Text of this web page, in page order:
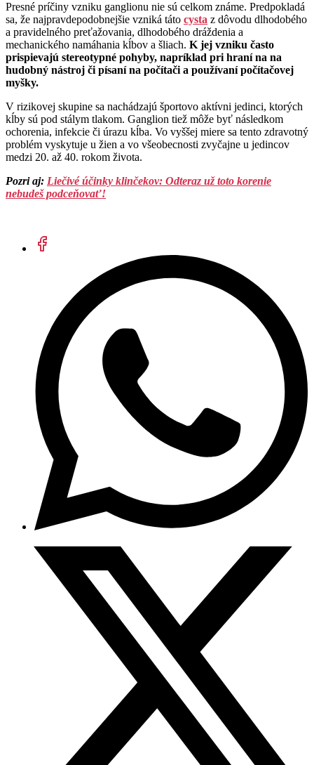
Presné príčiny vzniku ganglionu nie sú celkom známe. Predpokladá
sa, že najpravdepodobnejšie vzniká táto cysta z dôvodu dlhodobého
a pravidelného preťažovania, dlhodobého dráždenia a
mechanického namáhania kĺbov a šliach. K jej vzniku často
prispievajú stereotypné pohyby, napríklad pri hraní na na
hudobný nástroj či písaní na počítači a používaní počítačovej
myšky.
V rizikovej skupine sa nachádzajú športovo aktívni jedinci, ktorých
kĺby sú pod stálym tlakom. Ganglion tiež môže byť následkom
ochorenia, infekcie či úrazu kĺba. Vo vyššej miere sa tento zdravotný
problém vyskytuje u žien a vo všeobecnosti zvyčajne u jedincov
medzi 20. až 40. rokom života.
Pozri aj: Liečivé účinky klinčekov: Odteraz už toto korenie
nebudeš podceňovať!